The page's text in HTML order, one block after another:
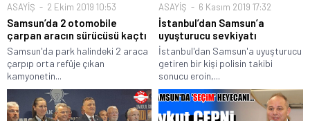
ASAYİŞ 2 Ekim 2019 10:53
Samsun’da 2 otomobile
çarpan aracın sürücüsü kaçtı
Samsun'da park halindeki 2 araca
çarpıp orta refüje çıkan
kamyonetin...
ASAYİŞ 6 Kasım 2019 17:32
İstanbul’dan Samsun’a
uyuşturucu sevkiyatı
İstanbul'dan Samsun'a uyuşturucu
getiren bir kişi polisin takibi
sonucu eroin,...